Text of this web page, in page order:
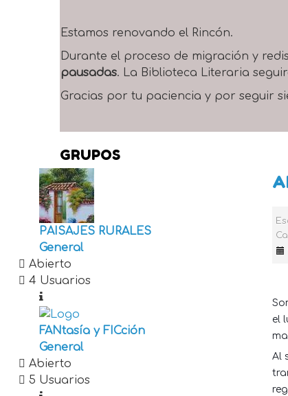
Estamos renovando el Rincón.
Durante el proceso de migración y
pausadas. La Biblioteca Literaria
Gracias por tu paciencia y por seguir
el
Al
GRUPOS
PAISAJES RURALES
General
Abierto
4 Usuarios
FANtasía y FICción
General
Abierto
5 Usuarios